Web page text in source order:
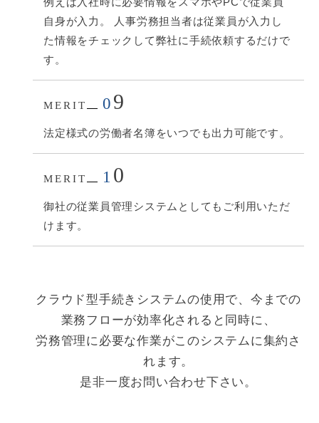
自身が入力。 人事労務担当者は従業員が入力し
た情報をチェックして弊社に手続依頼するだけで
す。
MERIT 0 9
法定様式の労働者名簿をいつでも出力可能です。
MERIT 1 0
御社の従業員管理システムとしてもご利用いただ
けます。
クラウド型手続きシステムの使用で、今までの
業務フローが効率化されると同時に、
労務管理に必要な作業がこのシステムに集約さ
れます。
是非一度お問い合わせ下さい。